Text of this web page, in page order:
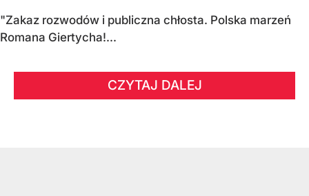
"Zakaz rozwodów i publiczna chłosta. Polska marzeń
Romana Giertycha!...
CZYTAJ DALEJ